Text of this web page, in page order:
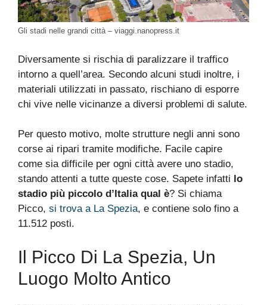
Gli stadi nelle grandi città – viaggi.nanopress.it
Diversamente si rischia di paralizzare il traffico
intorno a quell’area. Secondo alcuni studi inoltre, i
materiali utilizzati in passato, rischiano di esporre
chi vive nelle vicinanze a diversi problemi di salute.
Per questo motivo, molte strutture negli anni sono
corse ai ripari tramite modifiche. Facile capire
come sia difficile per ogni città avere uno stadio,
stando attenti a tutte queste cose. Sapete infatti lo
stadio più piccolo d’Italia qual è? Si chiama
Picco, si trova a La Spezia, e contiene solo fino a
11.512 posti.
Il Picco Di La Spezia, Un
Luogo Molto Antico